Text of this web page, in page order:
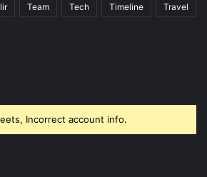
Team Tech Timeline Travel
Incorrect account info.